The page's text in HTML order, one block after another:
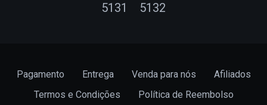
5131
5132
Pagamento Entrega Venda para nós
Afiliados
Termos e Condições
Política de Reembolso